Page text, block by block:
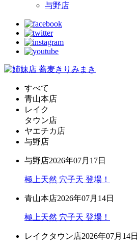
与野店
すべて
青山本店
レイク
タウン店
ヤエチカ店
与野店
与野店2026年07月17日
極上天然 穴子天 登場！
青山本店2026年07月14日
極上天然 穴子天 登場！
レイクタウン店2026年07月14日